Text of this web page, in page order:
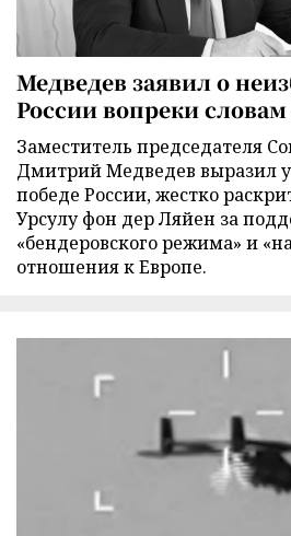
Медведев заявил о
России вопреки
Заместитель председателя
Дмитрий Медведев выразил
победе России, жестко
Урсулу фон дер Ляйен за
«бендеровского режима» и
отношения к Европе.